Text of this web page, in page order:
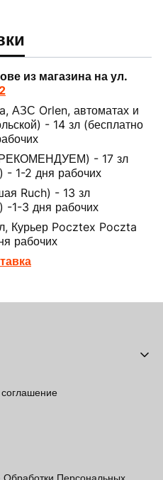
из магазина на ул.
АЗС Orlen, автоматах и
- 14 зл (бесплатно
- 17 зл
- 1-2 дня рабочих
Ruch) - 13 зл
-1-3 дня рабочих
Курьер Pocztex Poczta
рабочих
Персональных